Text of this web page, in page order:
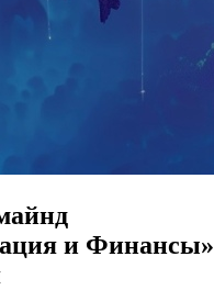
и Финансы»